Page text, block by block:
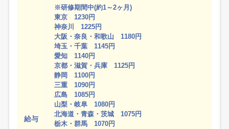
給与
※研修期間中(約1～2ヶ月)
東京 1230円
神奈川 1225円
大阪・奈良・和歌山 1180円
埼玉・千葉 1145円
愛知 1140円
京都・滋賀・兵庫 1125円
静岡 1100円
三重 1090円
広島 1085円
山梨・岐阜 1080円
北海道・青森・茨城 1075円
栃木・群馬 1070円